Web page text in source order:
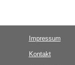
Impressum
Kontakt